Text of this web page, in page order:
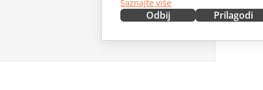
Saznajte više
Odbij Prilagodi